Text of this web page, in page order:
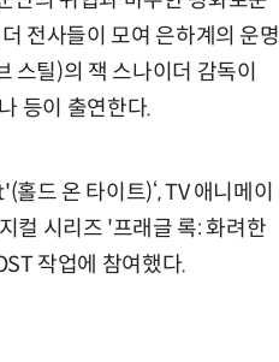
전사들이 모여 은하계의 운명
스틸)의 잭 스나이더 감독이
등이 출연한다.
드 온 타이트)‘, TV 애니메이
컬 시리즈 '프래글 록: 화려한
작업에 참여했다.